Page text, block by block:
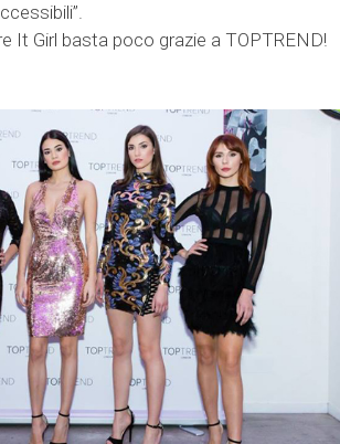
It Girl basta poco grazie a TOPTREND!